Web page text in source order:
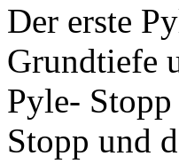
Der erste
Grundtiefe
Pyle-
Stopp und